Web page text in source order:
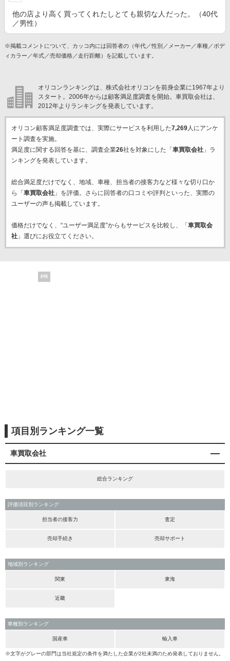
他の店より高く買ってくれたしとても親切な人だった。（40代
／男性）
※掲載コメントについて、カッコ内には回答者の（年代／性別／メーカー／車種／ボデ
ィカラー／年式／売却価格／走行距離）を記載しています。
オリコンランキングは、株式会社オリコンを前身企業に1967年より
スタート。2006年からは顧客満足度調査を開始。車買取会社は、
2012年よりランキングを発表しています。
オリコン顧客満足度調査では、実際にサービスを利用した7,269人にアンケ
ート調査を実施。
満足度に関する回答を基に、調査企業26社を対象にした「 車買取会社」ラ
ンキングを発表しています。
総合満足度だけでなく、地域、車種、担当者の接客力など様々な切り口か
ら「 車買取会社」を評価。さらに回答者の口コミや評判といった、実際の
ユーザーの声も掲載しています。
価格だけでなく、“ユーザー満足度”からもサービスを比較し、「 車買取会
社」選びにお役立てください。
PR
項目別ランキング一覧
車買取会社
総合ランキング
評価項目別ランキング
担当者の接客力 査定
売却手続き 売却サポート
地域別ランキング
関東 東海
近畿
車種別ランキング
国産車 輸入車
※文字がグレーの部門は当社規定の条件を満たした企業が2社未満のため発表しておりません。